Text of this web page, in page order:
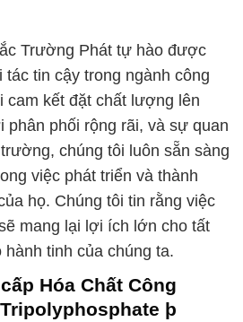
Trường Phát tự hào được
tác tin cậy trong ngành công
cam kết đặt chất lượng lên
phân phối rộng rãi, và sự quan
chúng tôi luôn sẵn sàng
việc phát triển và thành
họ. Chúng tôi tin rằng việc
mang lại lợi ích lớn cho tất
tinh của chúng ta.
Hóa Chất Công
þ